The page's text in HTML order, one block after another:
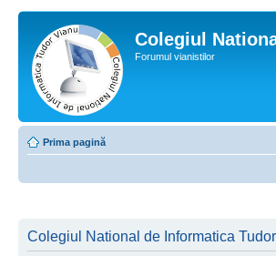
Colegiul
Forumul vianistilor
Prima pagină
Colegiul National de Informatica